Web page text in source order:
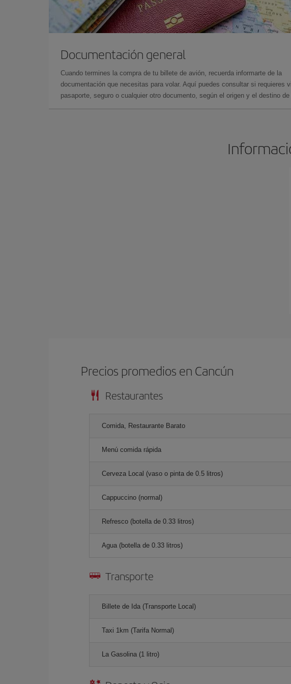
Documentación general
Cuando termines la compra de tu billete de avión, recuerda informarte de la
documentación que necesitas para volar. Aquí puedes consultar si requieres
pasaporte, seguro o cualquier otro documento, según el origen y el destino
Precios promedios en Cancún
Restaurantes
Comida, Restaurante Barato
Menú comida rápida
Cerveza Local (vaso o pinta de 0.5 litros)
Cappuccino (normal)
Refresco (botella de 0.33 litros)
Agua (botella de 0.33 litros)
Transporte
Billete de Ida (Transporte Local)
Taxi 1km (Tarifa Normal)
La Gasolina (1 litro)